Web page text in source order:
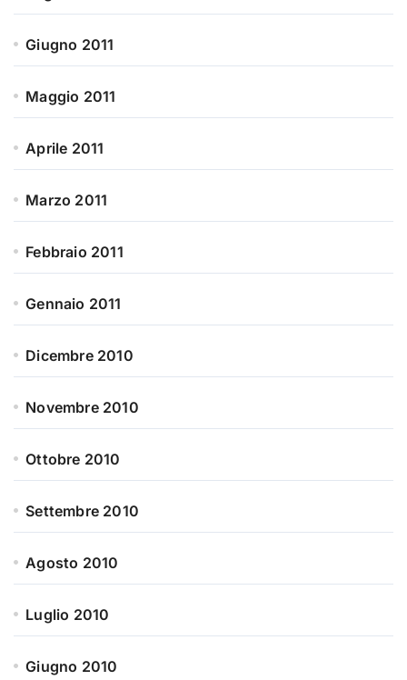
Giugno 2011
Maggio 2011
Aprile 2011
Marzo 2011
Febbraio 2011
Gennaio 2011
Dicembre 2010
Novembre 2010
Ottobre 2010
Settembre 2010
Agosto 2010
Luglio 2010
Giugno 2010